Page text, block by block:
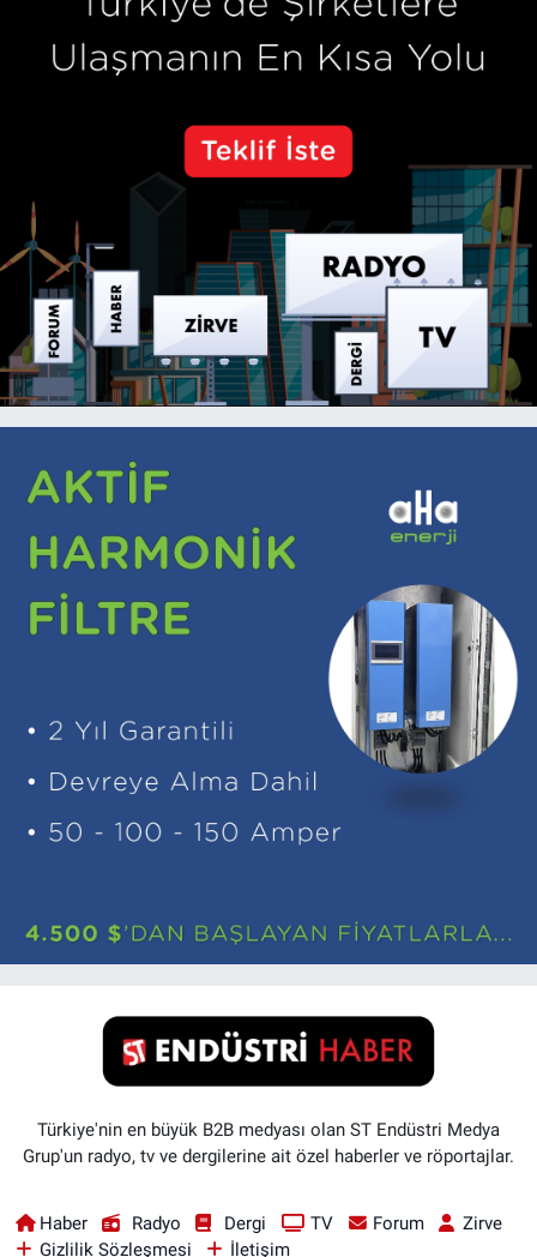
Türkiye'nin en büyük B2B medyası olan ST Endüstri Medya
Grup'un radyo, tv ve dergilerine ait özel haberler ve röportajlar.
Haber Radyo Dergi TV Forum
Zirve
Gizlilik Sözleşmesi
İletişim